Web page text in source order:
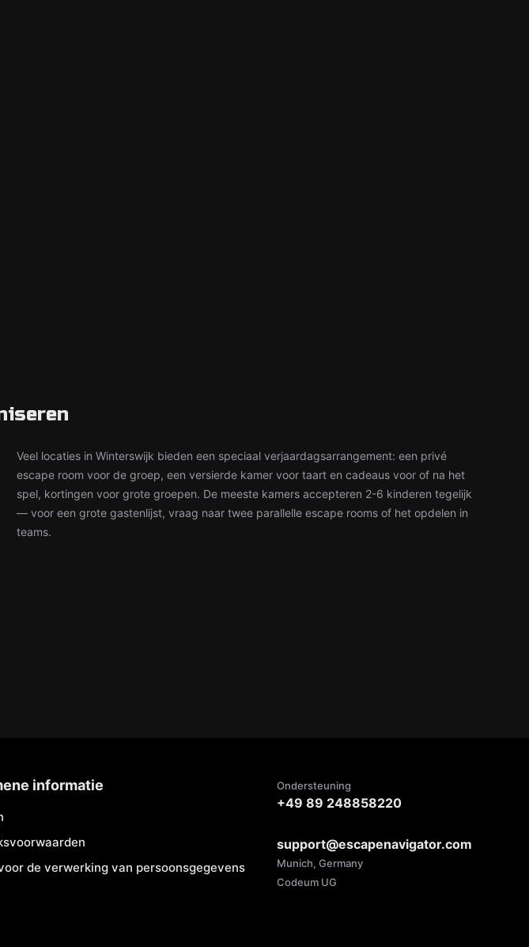
Veel locaties in Winterswijk bieden een speciaal verjaardagsarrangement: een privé
escape room voor de groep, een versierde kamer voor taart en cadeaus voor of na het
spel, kortingen voor grote groepen. De meeste kamers accepteren 2-6 kinderen tegelijk
— voor een grote gastenlijst, vraag naar twee parallelle escape rooms of het opdelen in
teams.
informatie
de verwerking van persoonsgegevens
Ondersteuning
+49 89 248858220
support@escapenavigator.com
Munich, Germany
Codeum UG